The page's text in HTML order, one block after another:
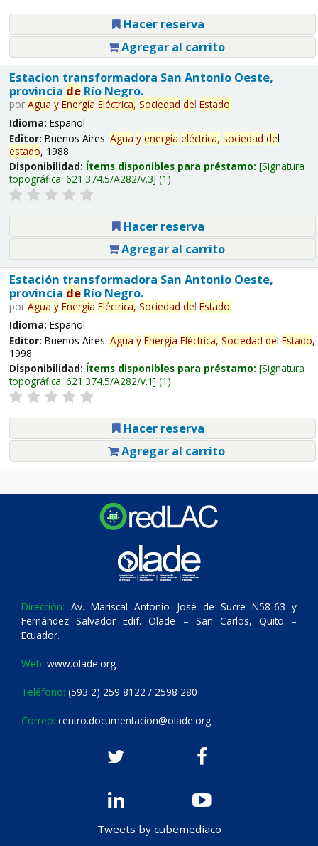
Hacer reserva
Agregar al carrito
Estacion transformadora San Antonio Oeste,
provincia deRío Negro.
por Agua y Energía Eléctrica, Sociedad del Estado.
Idioma: Español
Editor: Buenos Aires: Agua y energía eléctrica, sociedad del
estado, 1988
Disponibilidad: Ítems disponibles para préstamo: Signatura
topográfica: 621.374.5/A282/v.3 (1).
Hacer reserva
Agregar al carrito
Estación transformadora San Antonio Oeste,
provincia deRío Negro.
por Agua y Energía Eléctrica, Sociedad del Estado.
Idioma: Español
Editor: Buenos Aires: Agua y Energía Eléctrica, Sociedad del Estado,
1998
Disponibilidad: Ítems disponibles para préstamo: Signatura
topográfica: 621.374.5/A282/v.1 (1).
Hacer reserva
Agregar al carrito
Dirección: Av. Mariscal Antonio José de Sucre N58-63 y
Fernández Salvador Edif. Olade – San Carlos, Quito –
Ecuador.
Web: www.olade.org
Teléfono: (593 2) 259 8122 / 2598 280
Correo: centro.documentacion@olade.org
Tweets by cubemediaco